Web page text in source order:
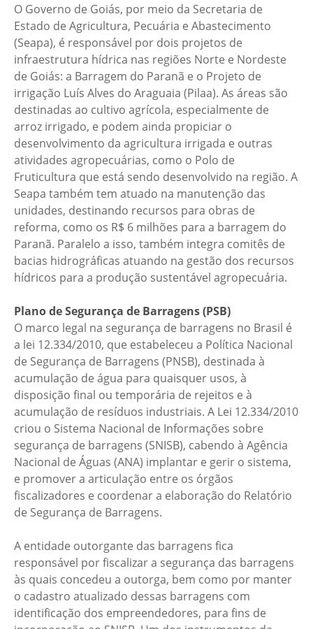
O Governo de Goiás, por meio da Secretaria de
Estado de Agricultura, Pecuária e Abastecimento
(Seapa), é responsável por dois projetos de
infraestrutura hídrica nas regiões Norte e Nordeste
de Goiás: a Barragem do Paranã e o Projeto de
irrigação Luís Alves do Araguaia (Pilaa). As áreas são
destinadas ao cultivo agrícola, especialmente de
arroz irrigado, e podem ainda propiciar o
desenvolvimento da agricultura irrigada e outras
atividades agropecuárias, como o Polo de
Fruticultura que está sendo desenvolvido na região. A
Seapa também tem atuado na manutenção das
unidades, destinando recursos para obras de
reforma, como os R$ 6 milhões para a barragem do
Paranã. Paralelo a isso, também integra comitês de
bacias hidrográficas atuando na gestão dos recursos
hídricos para a produção sustentável agropecuária.
Plano de Segurança de Barragens (PSB)
O marco legal na segurança de barragens no Brasil é
a lei 12.334/2010, que estabeleceu a Política Nacional
de Segurança de Barragens (PNSB), destinada à
acumulação de água para quaisquer usos, à
disposição final ou temporária de rejeitos e à
acumulação de resíduos industriais. A Lei 12.334/2010
criou o Sistema Nacional de Informações sobre
segurança de barragens (SNISB), cabendo à Agência
Nacional de Águas (ANA) implantar e gerir o sistema,
e promover a articulação entre os órgãos
fiscalizadores e coordenar a elaboração do Relatório
de Segurança de Barragens.
A entidade outorgante das barragens fica
responsável por fiscalizar a segurança das barragens
às quais concedeu a outorga, bem como por manter
o cadastro atualizado dessas barragens com
identificação dos empreendedores, para fins de